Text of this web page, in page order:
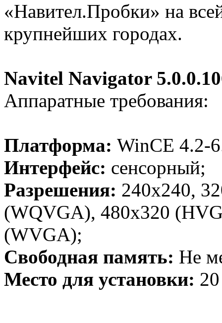
«Навител.Пробки» на
крупнейших городах.
Navitel Navigator
Аппаратные требования:
Платформа: WinCE 4.2-
Интерфейс: сенсорный;
Разрешения: 240x240,
(WQVGA), 480x320
(WVGA);
Свободная память: Не
Место для установки: